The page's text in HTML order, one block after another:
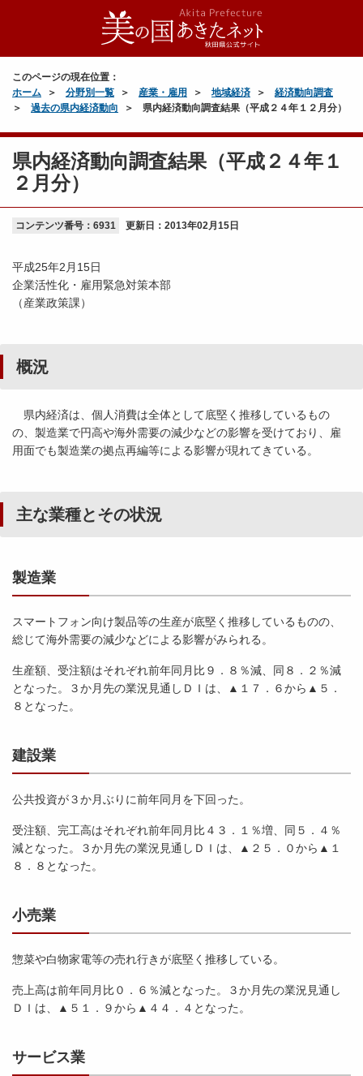
このページの現在位置：
ホーム
分野別一覧 産業・雇用 地域経済
経済動向調査
過去の県内経済動向
県内経済動向調査結果（平成２４年１２月分）
県内経済動向調査結果（平成２４年１
２月分）
コンテンツ番号：6931 更新日： 2013年02月15日
平成25年2月15日
企業活性化・雇用緊急対策本部
（産業政策課）
概況
県内経済は、個人消費は全体として底堅く推移しているもの
の、製造業で円高や海外需要の減少などの影響を受けており、雇
用面でも製造業の拠点再編等による影響が現れてきている。
主な業種とその状況
製造業
スマートフォン向け製品等の生産が底堅く推移しているものの、
総じて海外需要の減少などによる影響がみられる。
生産額、受注額はそれぞれ前年同月比９．８％減、同８．２％減
となった。３か月先の業況見通しＤＩは、▲１７．６から▲５．
８となった。
建設業
公共投資が３か月ぶりに前年同月を下回った。
受注額、完工高はそれぞれ前年同月比４３．１％増、同５．４％
減となった。３か月先の業況見通しＤＩは、▲２５．０から▲１
８．８となった。
小売業
惣菜や白物家電等の売れ行きが底堅く推移している。
売上高は前年同月比０．６％減となった。３か月先の業況見通し
ＤＩは、▲５１．９から▲４４．４となった。
サービス業